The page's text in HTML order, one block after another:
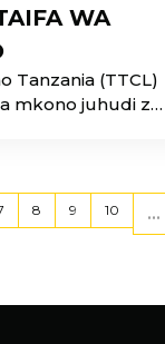
WA
Tanzania (TTCL)
mkono juhudi za
kuhusu
wa Mkongo
8 9 10 ...